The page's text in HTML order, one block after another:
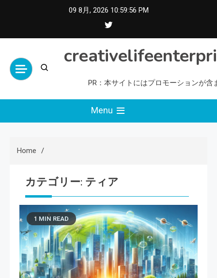
09 8月, 2026 10:59:57 PM
PR：本サイトにはプロモーションが含
Menu
Home
カテゴリー: ティア
1 MIN READ